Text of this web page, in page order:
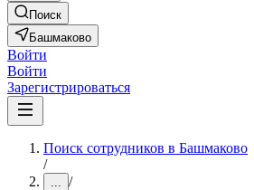
Поиск
Башмаково
Войти
Войти
Зарегистрироваться
Поиск сотрудников в Башмаково
/
... /